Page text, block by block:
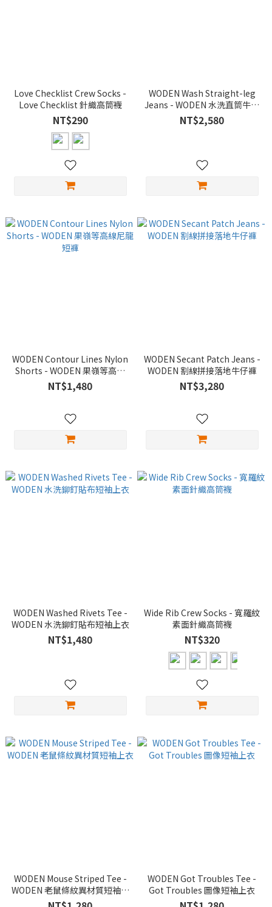
Love Checklist Crew Socks -
Love Checklist 針織高筒襪
NT$290
WODEN Wash Straight-leg
Jeans - WODEN 水洗直筒牛仔
褲
NT$2,580
WODEN Contour Lines Nylon
Shorts - WODEN 果嶺等高線
尼龍短褲
NT$1,480
WODEN Secant Patch Jeans -
WODEN 割線拼接落地牛仔褲
NT$3,280
WODEN Washed Rivets Tee -
WODEN 水洗鉚釘貼布短袖上衣
NT$1,480
Wide Rib Crew Socks - 寬羅紋
素面針織高筒襪
NT$320
WODEN Mouse Striped Tee -
WODEN 老鼠條紋異材質短袖上
衣
WODEN Got Troubles Tee -
Got Troubles 圖像短袖上衣